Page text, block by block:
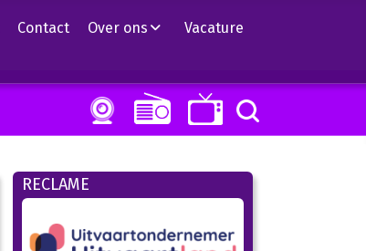
Contact Over ons Vacature
RECLAME